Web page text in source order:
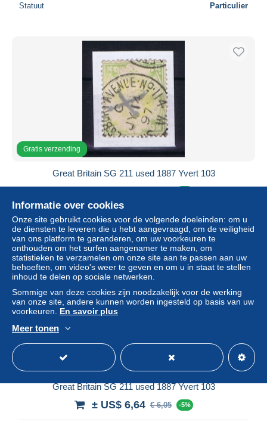
Statuut Particulier
Gratis verzending
Great Britain SG 211 used 1887 Yvert 103
Statuut Particulier
Gratis verzending
Great Britain SG 211 used 1887 Yvert 103
± US$ 6,64 € 6,05 -5%
Informatie over cookies
Onze site gebruikt cookies voor de volgende doeleinden: om u
de diensten te leveren die u hebt aangevraagd, om de veiligheid
van ons platform te garanderen, om uw voorkeuren te
onthouden om het surfen aangenamer te maken, om
statistieken te verzamelen om onze site aan te passen aan uw
behoeften, om video's weer te geven en om u in staat te stellen
inhoud te delen op sociale netwerken.
Sommige van deze cookies zijn noodzakelijk voor de werking
van onze site, andere kunnen worden ingesteld op basis van uw
voorkeuren. En savoir plus
Meer tonen